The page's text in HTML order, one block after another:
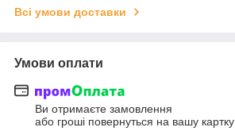
Всі умови доставки
Умови оплати
Ви отримаєте замовлення
або гроші повернуться на вашу картку